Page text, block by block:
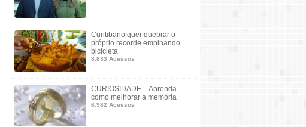
Curitibano quer quebrar o
próprio recorde empinando
bicicleta
8.833 Acessos
CURIOSIDADE – Aprenda
como melhorar a memória
6.982 Acessos